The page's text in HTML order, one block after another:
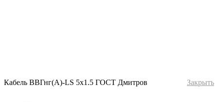
Кабель ВВГнг(А)-LS 5х1.5 ГОСТ Дмитров Закрыть